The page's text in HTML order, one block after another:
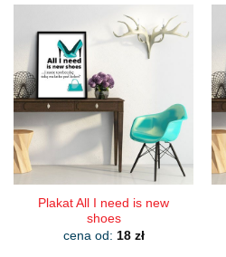
wiele
wariantów.
Opcje
można
wybrać
na
stronie
produktu
Plakat All I need is new
shoes
cena od: 18 zł